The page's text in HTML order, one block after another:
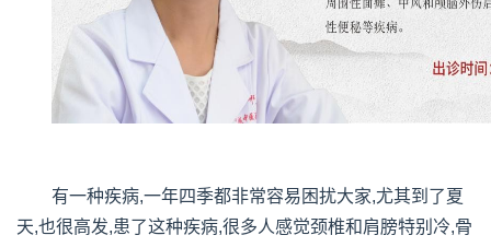
有一种疾病,一年四季都非常容易困扰大家,尤其到了夏
天,也很高发,患了这种疾病,很多人感觉颈椎和肩膀特别冷,骨